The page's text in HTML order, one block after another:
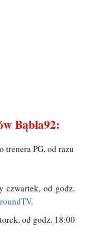
Bąbla92:
trenera PG, od razu
czwartek, od godz.
.
od godz. 18:00